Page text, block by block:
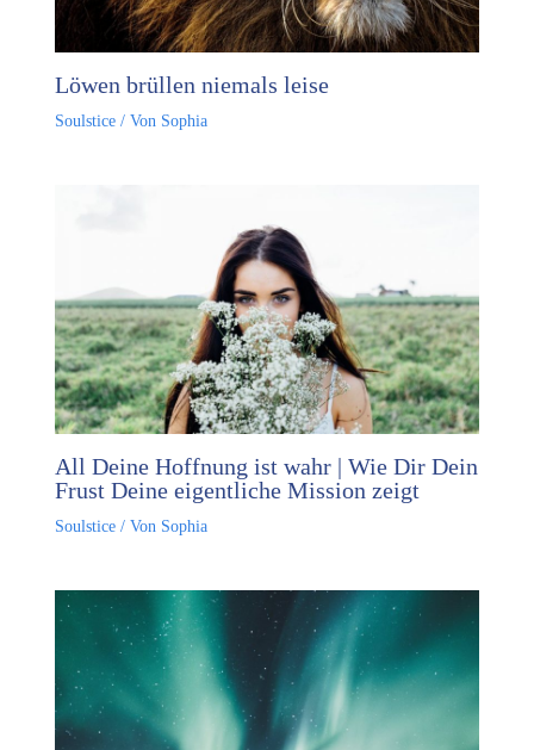
Löwen brüllen niemals leise
Soulstice/ Von Sophia
All Deine Hoffnung ist wahr | Wie Dir Dein
Frust Deine eigentliche Mission zeigt
Soulstice/ Von Sophia